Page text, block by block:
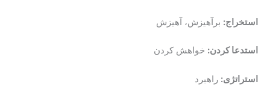
استخراج: برآهیزش، آهیزش
استدعا کردن: خواهش کردن
استراتژی: راهبرد